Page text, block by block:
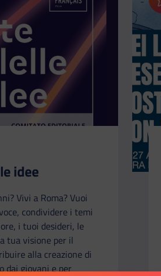
idee
Vivi a Roma? Vuoi
condividere i temi
i tuoi desideri, le
tua visione per il
alla creazione di
dai giovani e per